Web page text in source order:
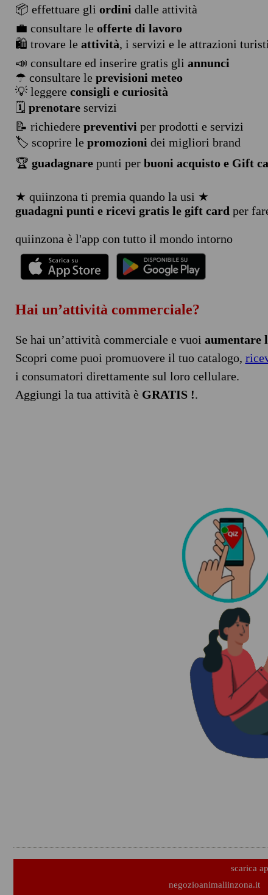
📦 effettuare gli ordini dalle attività
💼 consultare le offerte di lavoro
🛍️ trovare le attività, i servizi e le attrazioni
📣 consultare ed inserire gratis gli annunci
☂ consultare le previsioni meteo
💡 leggere consigli e curiosità
🗓️ prenotareservizi
📝 richiedere preventivi per prodotti e servizi
🏷️ scoprire le promozioni dei migliori brand
🏆 guadagnarepunti per buoni acquisto e Gift
★ quiinzona ti premia quando la usi ★
guadagni punti e ricevi gratis le gift card per
quiinzona è l'app con tutto il mondo intorno
Hai un’attività commerciale?
Se hai un’attività commerciale e vuoi aumentare
Scopri come puoi promuovere il tuo catalogo,
i consumatori direttamente sul loro cellulare.
Aggiungi la tua attività è GRATIS !.
scarica
negozioanimaliinzona.it